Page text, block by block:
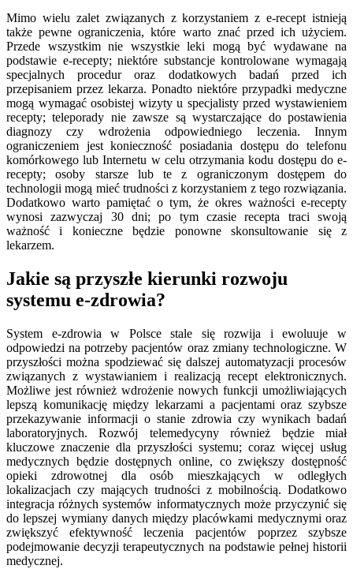
Mimo wielu zalet związanych z korzystaniem z e-recept istnieją
także pewne ograniczenia, które warto znać przed ich użyciem.
Przede wszystkim nie wszystkie leki mogą być wydawane na
podstawie e-recepty; niektóre substancje kontrolowane wymagają
specjalnych procedur oraz dodatkowych badań przed ich
przepisaniem przez lekarza. Ponadto niektóre przypadki medyczne
mogą wymagać osobistej wizyty u specjalisty przed wystawieniem
recepty; teleporady nie zawsze są wystarczające do postawienia
diagnozy czy wdrożenia odpowiedniego leczenia. Innym
ograniczeniem jest konieczność posiadania dostępu do telefonu
komórkowego lub Internetu w celu otrzymania kodu dostępu do e-
recepty; osoby starsze lub te z ograniczonym dostępem do
technologii mogą mieć trudności z korzystaniem z tego rozwiązania.
Dodatkowo warto pamiętać o tym, że okres ważności e-recepty
wynosi zazwyczaj 30 dni; po tym czasie recepta traci swoją
ważność i konieczne będzie ponowne skonsultowanie się z
lekarzem.
Jakie są przyszłe kierunki rozwoju
systemu e-zdrowia?
System e-zdrowia w Polsce stale się rozwija i ewoluuje w
odpowiedzi na potrzeby pacjentów oraz zmiany technologiczne. W
przyszłości można spodziewać się dalszej automatyzacji procesów
związanych z wystawianiem i realizacją recept elektronicznych.
Możliwe jest również wdrożenie nowych funkcji umożliwiających
lepszą komunikację między lekarzami a pacjentami oraz szybsze
przekazywanie informacji o stanie zdrowia czy wynikach badań
laboratoryjnych. Rozwój telemedycyny również będzie miał
kluczowe znaczenie dla przyszłości systemu; coraz więcej usług
medycznych będzie dostępnych online, co zwiększy dostępność
opieki zdrowotnej dla osób mieszkających w odległych
lokalizacjach czy mających trudności z mobilnością. Dodatkowo
integracja różnych systemów informatycznych może przyczynić się
do lepszej wymiany danych między placówkami medycznymi oraz
zwiększyć efektywność leczenia pacjentów poprzez szybsze
podejmowanie decyzji terapeutycznych na podstawie pełnej historii
medycznej.